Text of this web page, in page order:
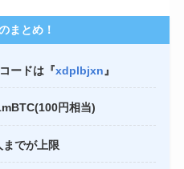
まとめ！
ードは『xdplbjxn 』
円相当)
でが上限